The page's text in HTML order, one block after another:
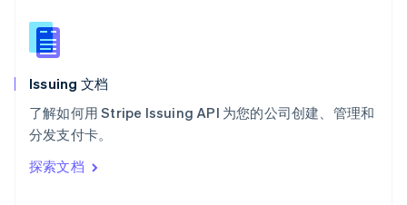
Issuing 文档
了解如何用 Stripe Issuing API 为您的公司创建、管理和
分发支付卡。
探索文档
English
新西兰
匈牙利
意大利
ItalianoEnglish
印度
English